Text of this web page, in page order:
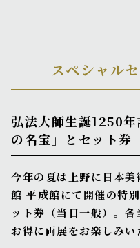
スペシャル
弘法大師生誕1250
の名宝」とセット券
今年の夏は上野に日本
館 平成館にて開催の特
ット券（当日一般）。
お得に両展をお楽しみい